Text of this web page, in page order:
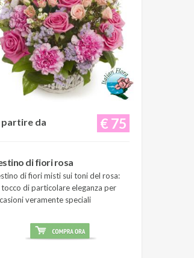
€ 75
partire da
di fiori rosa
di fiori misti sui toni del rosa:
tocco di particolare eleganza per
veramente speciali